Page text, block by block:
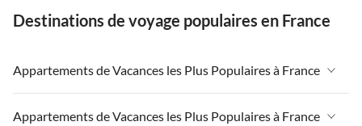
Destinations de voyage populaires en France
Appartements de Vacances les Plus Populaires à France
Appartements de Vacances à France
Appartements de Vacances les Plus Populaires à France